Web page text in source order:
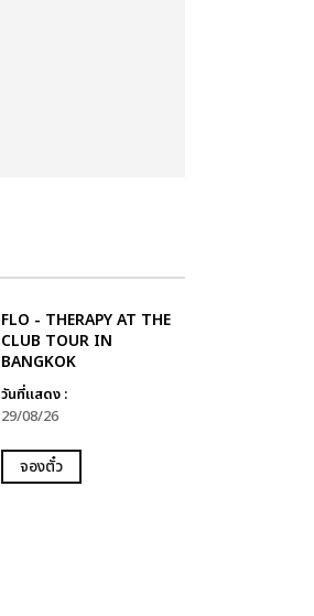
FLO - THERAPY AT THE
CLUB TOUR IN
BANGKOK
วันที่แสดง :
29/08/26
จองตั๋ว